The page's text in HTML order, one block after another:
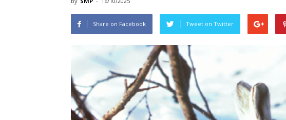
Share on Facebook Tweet on Twitter